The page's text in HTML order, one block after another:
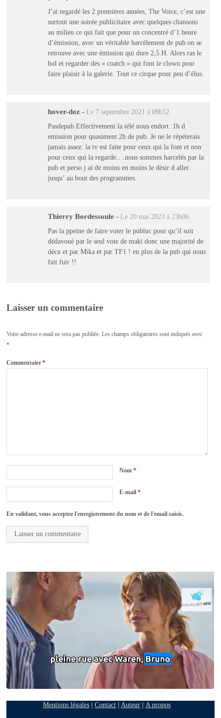
J’ai regardé les 2 premières années, The Voice, c’est une
surtout une soirée publicitaire avec quelques chansons
au milieu ce qui fait que pour un concentré d’1 heure
d’émission, avec un véritable harcèlement de pub on se
retrouve avec une émission qui dure 2,5 H. Alors ras le
bol et regarder des « coatch » qui font le clown pour
faire plaisir à la galerie. Tout ce cirque pour peu d’élus.
hover-doz - Le 7 septembre 2021 à 09h52
Pasdepub.Effectivement la télé nous endort .1h d
emission pour quasiment 2h de pub. Je ne le répéterais
jamais assez: la tv est faite pour ceux qui la font et non
pour ceux qui la regarde….nous sommes harcelés par la
pub et perso j ai de moins en moins le désir d aller
jusqu’ au bout des programmes.
Thierry Bordessoule - Le 20 mai 2023 à 23h06
Pas la ppeine de faire voter le publuc pour qu’il soit
dédavoué par le seul vote de maki donc une majorité de
décu et par Mika et par TF1 ! en plus de la pub qui nous
fait fuir !!
Laisser un commentaire
Votre adresse e-mail ne sera pas publiée. Les champs obligatoires sont indiqués avec
*
Commentaire*
Nom*
E-mail*
En validant, vous acceptez l'enregistrement du nom et de l'email saisis.
Mentions légales| Contact| Auteur| A propos